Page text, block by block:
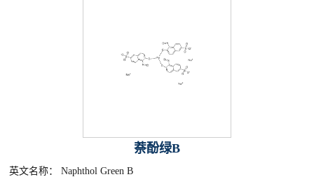
萘酚绿B
英文名称： Naphthol Green B